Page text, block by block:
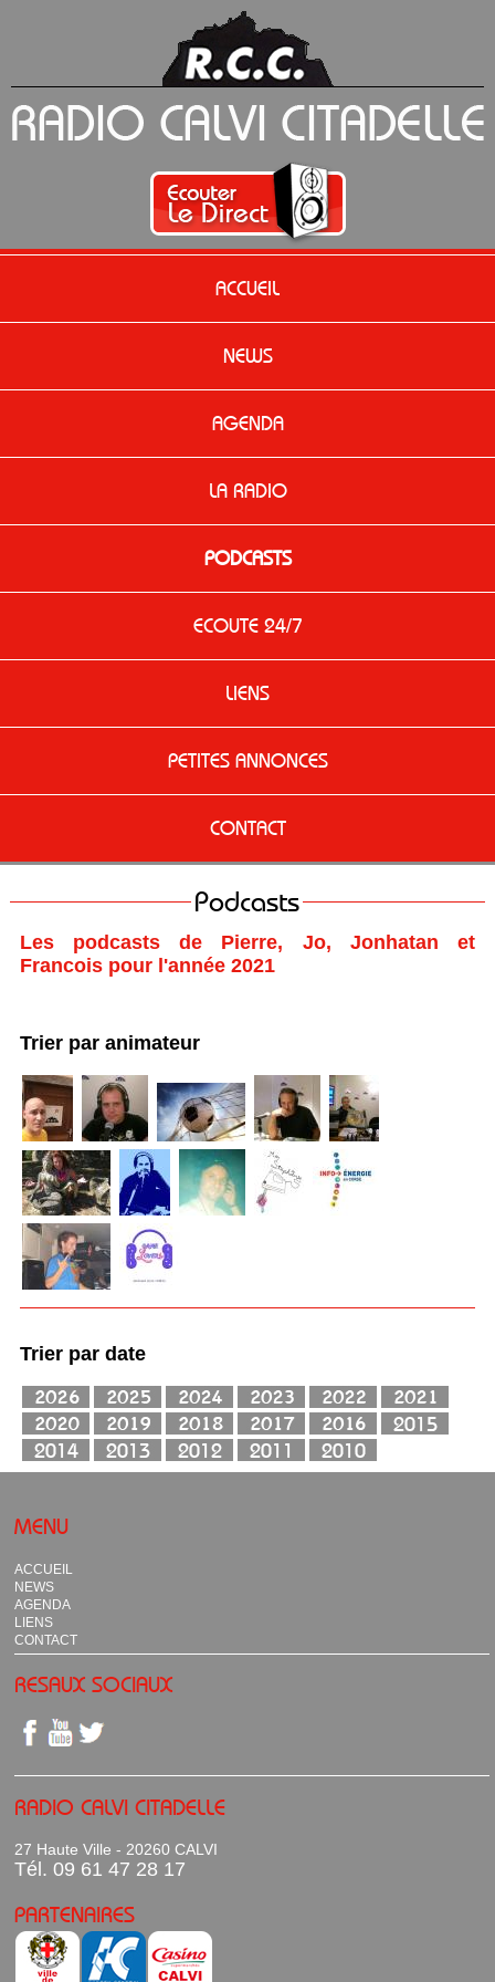
ACCUEIL
NEWS
AGENDA
LA RADIO
PODCASTS
ECOUTE 24/7
LIENS
PETITES ANNONCES
CONTACT
Podcasts
Les podcasts de Pierre, Jo, Jonhatan et
Francois pour l'année 2021
Trier par animateur
Trier par date
MENU
ACCUEIL
NEWS
AGENDA
LIENS
CONTACT
RESAUX SOCIAUX
RADIO CALVI CITADELLE
27 Haute Ville - 20260 CALVI
Tél. 09 61 47 28 17
PARTENAIRES